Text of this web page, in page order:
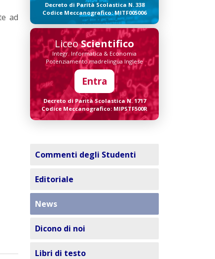
ad
Decreto di Parità Scolastica N. 338
Codice Meccanografico: MITF005006
LiceoScientifico
Integr. Informatica & Economia
Potenziamento madrelingua Inglese
Entra
Decreto di Parità Scolastica N. 1717
Codice Meccanografico: MIPSTF500R
Commenti degli Studenti
Editoriale
News
Dicono di noi
Libri di testo